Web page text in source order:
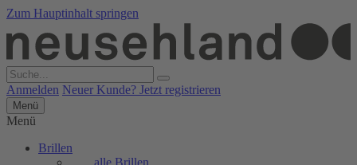
Zum Hauptinhalt springen
Anmelden Neuer Kunde? Jetzt registrieren
Menü
Menü
Brillen